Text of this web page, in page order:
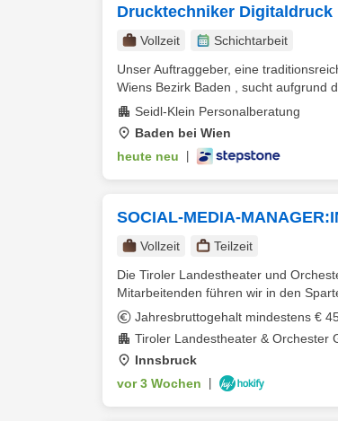
Drucktechniker Digitaldruck
Vollzeit
Schichtarbeit
Unser Auftraggeber, eine
Wiens Bezirk Baden , sucht aufgrund
Seidl-Klein Personalberatung
Baden bei Wien
heute neu
SOCIAL-MEDIA-
Vollzeit
Teilzeit
Die Tiroler Landestheater und
Mitarbeitenden führen wir in den
Jahresbruttogehalt mindestens €
Tiroler Landestheater & Orchester
Innsbruck
vor 3 Wochen